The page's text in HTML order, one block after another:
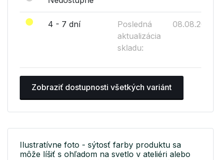
4 - 7 dní
Posledná
aktualizácia
skladu:
08.08.2026
Zobraziť dostupnosti všetkých variánt
Ilustratívne foto - sýtosť farby produktu sa
môže líšiť s ohľadom na svetlo v ateliéri alebo